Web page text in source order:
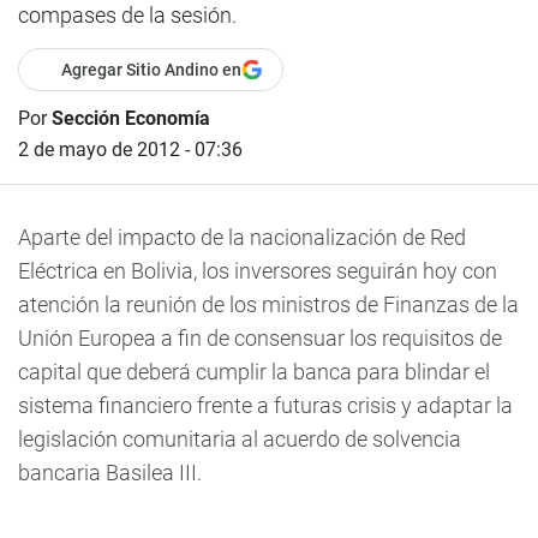
compases de la sesión.
Agregar Sitio Andino en
PorSección Economía
2 de mayo de 2012 - 07:36
Aparte del impacto de la nacionalización de Red
Eléctrica en Bolivia, los inversores seguirán hoy con
atención la reunión de los ministros de Finanzas de la
Unión Europea a fin de consensuar los requisitos de
capital que deberá cumplir la banca para blindar el
sistema financiero frente a futuras crisis y adaptar la
legislación comunitaria al acuerdo de solvencia
bancaria Basilea III.